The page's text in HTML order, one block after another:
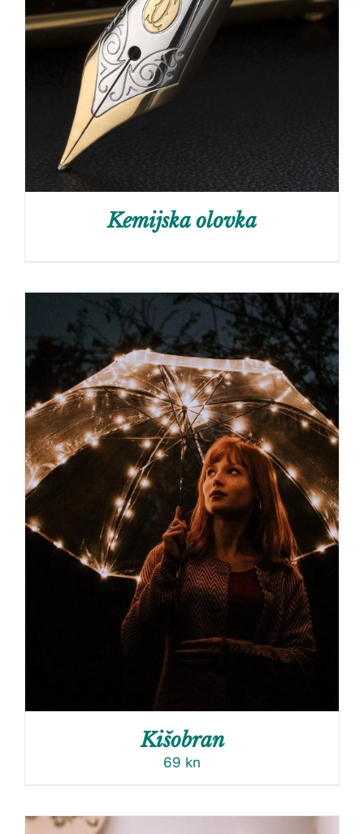
Kemijska olovka
Kišobran
69 kn